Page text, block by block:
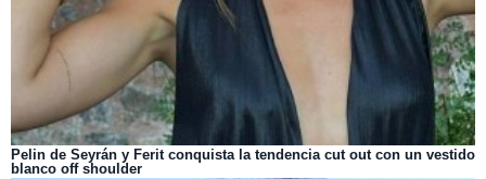
Pelin de Seyrán y Ferit conquista la tendencia cut out con un vestido
blanco off shoulder